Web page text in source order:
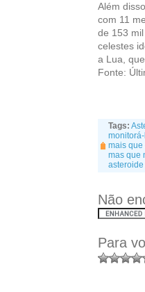
Além
com 11
de 153
celestes
a Lua,
Fonte:
Tags:
mais que
mas que
Não
Para